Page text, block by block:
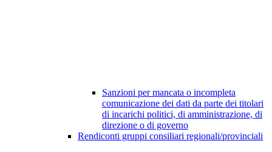
Sanzioni per mancata o incompleta
comunicazione dei dati da parte dei titolari
di incarichi politici, di amministrazione, di
direzione o di governo
Rendiconti gruppi consiliari regionali/provinciali